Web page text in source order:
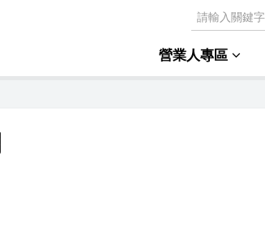
營業人專區